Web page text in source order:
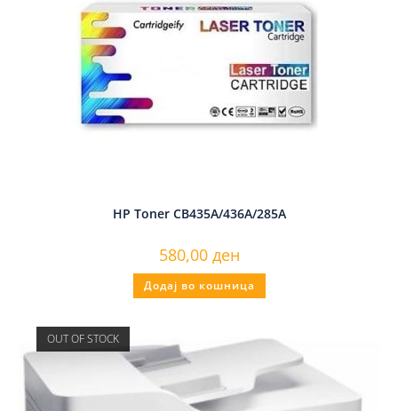
HP Toner CB435A/436A/285A
580,00 ден
Додај во кошница
OUT OF STOCK